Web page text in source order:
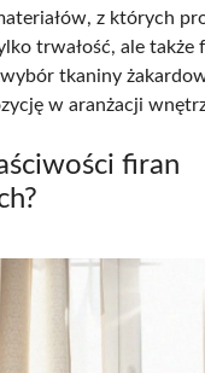
z których
trwałość, ale także
wybór tkaniny
w aranżacji
firan